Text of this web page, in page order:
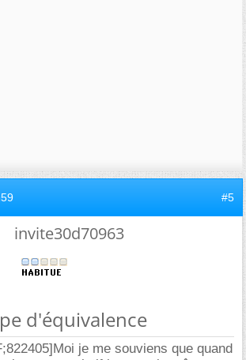
#5
invite30d70963
d'équivalence
je me souviens que quand